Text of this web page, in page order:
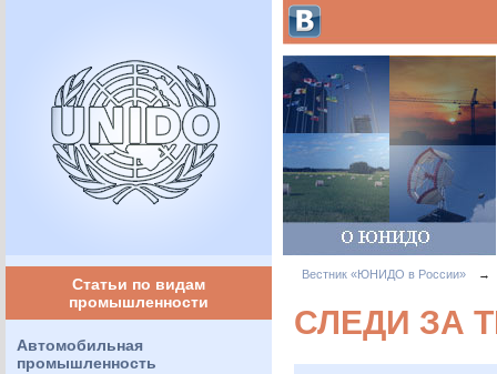
Статьи по видам
промышленности
Автомобильная
промышленность
Вестник «ЮНИДО в России» →
СЛЕДИ ЗА